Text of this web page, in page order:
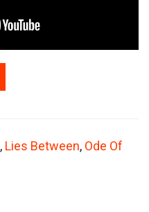
, Lies Between, Ode Of